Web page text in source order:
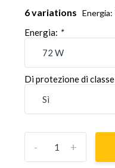
6 variations Energia:
Energia: *
Di protezione di
+
-